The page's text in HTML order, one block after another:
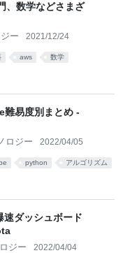
、数学などさまざ
ー 2021/12/24
aws 数学
難易度別まとめ -
ロジー 2022/04/05
python アルゴリズム
速ダッシュボード
ジー 2022/04/04